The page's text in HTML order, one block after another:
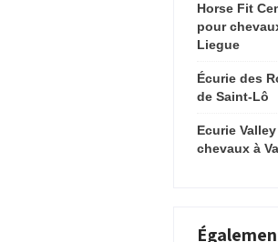
Horse Fit
pour
Liegue
Écurie des
de Saint-Lô
Ecurie
chevaux à